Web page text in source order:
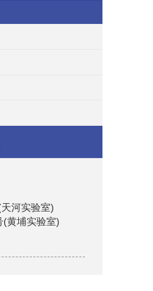
河实验室)
(黄埔实验室)